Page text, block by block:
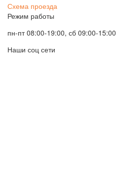
Схема проезда
Режим работы
пн-пт 08:00-19:00, сб 09:00-15:00
Наши соц сети